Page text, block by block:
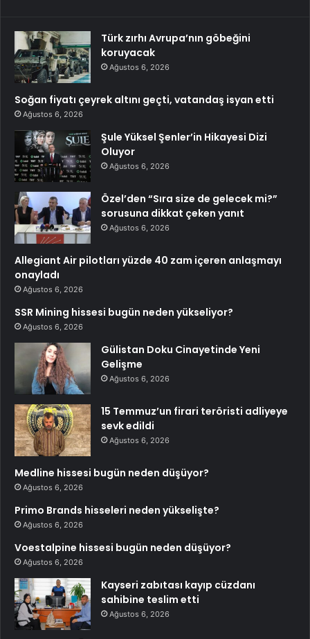
Türk zırhı Avrupa’nın göbeğini
koruyacak
Ağustos 6, 2026
Soğan fiyatı çeyrek altını geçti, vatandaş isyan etti
Ağustos 6, 2026
Şule Yüksel Şenler’in Hikayesi Dizi
Oluyor
Ağustos 6, 2026
Özel’den “Sıra size de gelecek mi?”
sorusuna dikkat çeken yanıt
Ağustos 6, 2026
Allegiant Air pilotları yüzde 40 zam içeren anlaşmayı
onayladı
Ağustos 6, 2026
SSR Mining hissesi bugün neden yükseliyor?
Ağustos 6, 2026
Gülistan Doku Cinayetinde Yeni
Gelişme
Ağustos 6, 2026
15 Temmuz’un firari teröristi adliyeye
sevk edildi
Ağustos 6, 2026
Medline hissesi bugün neden düşüyor?
Ağustos 6, 2026
Primo Brands hisseleri neden yükselişte?
Ağustos 6, 2026
Voestalpine hissesi bugün neden düşüyor?
Ağustos 6, 2026
Kayseri zabıtası kayıp cüzdanı
sahibine teslim etti
Ağustos 6, 2026